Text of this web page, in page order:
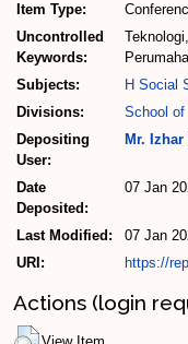
Item Type:
Uncontrolled
Keywords:
Subjects:
H Social
Divisions:
School of
Depositing
User:
Mr.
Date
Deposited:
07 Jan
Last Modified:
07 Jan
URI:
https://
Actions (login